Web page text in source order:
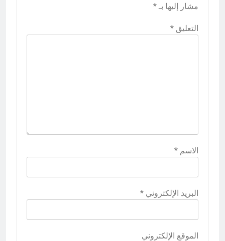
مشار إليها بـ *
التعليق *
الاسم *
البريد الإلكتروني *
الموقع الإلكتروني